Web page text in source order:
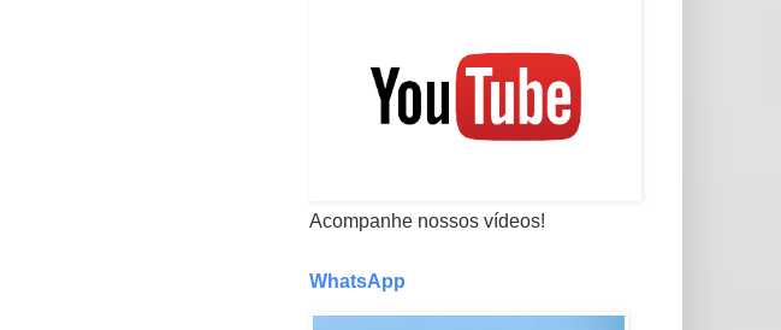
Acompanhe nossos vídeos!
WhatsApp